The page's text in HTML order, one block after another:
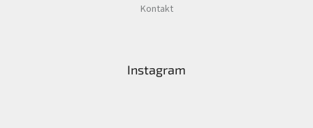
Kontakt
Instagram